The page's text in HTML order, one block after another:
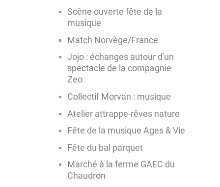
Scène ouverte fête de la
musique
Match Norvège/France
Jojo : échanges autour d'un
spectacle de la compagnie
Zeo
Collectif Morvan : musique
Atelier attrappe-rêves nature
Fête de la musique Ages & Vie
Fête du bal parquet
Marché à la ferme GAEC du
Chaudron